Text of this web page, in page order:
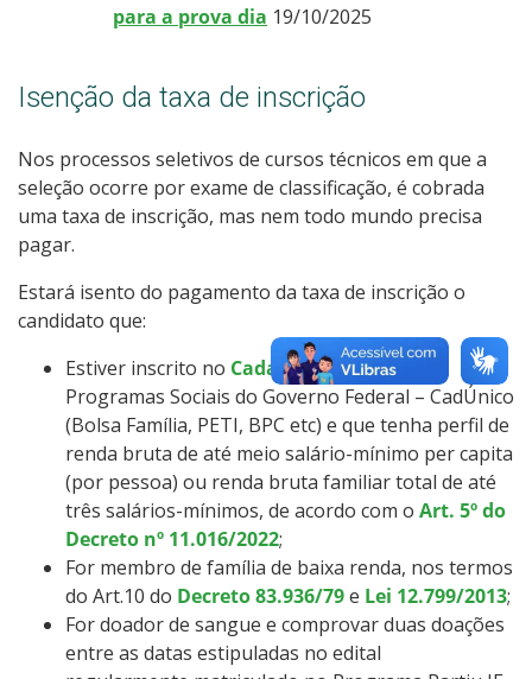
Estatísticas dos Processos Seletivos
para a prova dia 19/10/2025
Isenção da taxa de inscrição
Nos processos seletivos de cursos técnicos em que a
seleção ocorre por exame de classificação, é cobrada
uma taxa de inscrição, mas nem todo mundo precisa
pagar.
Estará isento do pagamento da taxa de inscrição o
candidato que:
Estiver inscrito no Cadastro Únicopara
Programas Sociais do Governo Federal – CadÚnico
(Bolsa Família, PETI, BPC etc) e que tenha perfil de
renda bruta de até meio salário-mínimo per capita
(por pessoa) ou renda bruta familiar total de até
três salários-mínimos, de acordo com o Art. 5º do
Decreto nº 11.016/2022;
For membro de família de baixa renda, nos termos
do Art.10 do Decreto 83.936/79e Lei 12.799/2013;
For doador de sangue e comprovar duas doações
entre as datas estipuladas no edital